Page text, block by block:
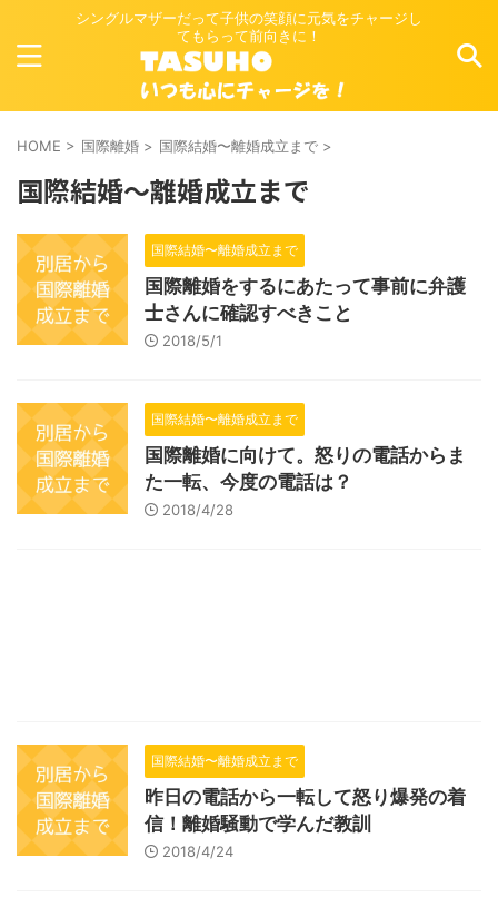
シングルマザーだって子供の笑顔に元気をチャージし
てもらって前向きに！
HOME > 国際離婚 > 国際結婚〜離婚成立まで >
国際結婚〜離婚成立まで
国際結婚〜離婚成立まで
国際離婚をするにあたって事前に弁護
士さんに確認すべきこと
2018/5/1
国際結婚〜離婚成立まで
国際離婚に向けて。怒りの電話からま
た一転、今度の電話は？
2018/4/28
国際結婚〜離婚成立まで
昨日の電話から一転して怒り爆発の着
信！離婚騒動で学んだ教訓
2018/4/24